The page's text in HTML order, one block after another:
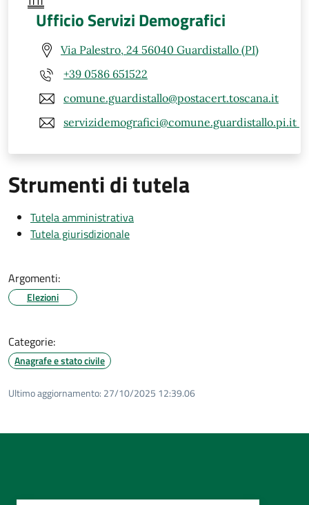
Ufficio Servizi Demografici
Via Palestro, 24 56040 Guardistallo (PI)
+39 0586 651522
comune.guardistallo@postacert.toscana.it
servizidemografici@comune.guardistallo.pi.it
Strumenti di tutela
Tutela amministrativa
Tutela giurisdizionale
Argomenti:
Elezioni
Categorie:
Anagrafe e stato civile
Ultimo aggiornamento: 27/10/2025 12:39.06